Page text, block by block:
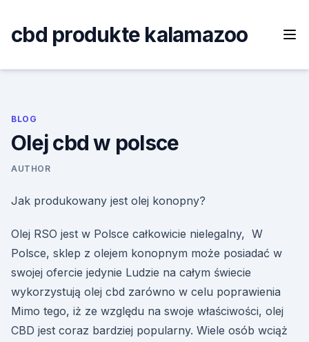
content
cbd produkte kalamazoo
BLOG
Olej cbd w polsce
AUTHOR
Jak produkowany jest olej konopny?
Olej RSO jest w Polsce całkowicie nielegalny, W
Polsce, sklep z olejem konopnym może posiadać w
swojej ofercie jedynie Ludzie na całym świecie
wykorzystują olej cbd zarówno w celu poprawienia
Mimo tego, iż ze względu na swoje właściwości, olej
CBD jest coraz bardziej popularny. Wiele osób wciąż